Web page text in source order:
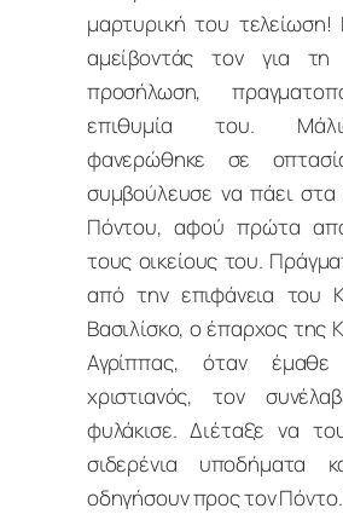
μαρτυρική του
αμείβοντάς τον για
προσήλωση,
επιθυμία του.
φανερώθηκε σε
συμβούλευσε να πάει
Πόντου, αφού πρώτα
τους οικείους του.
από την επιφάνεια του
Βασιλίσκο, ο έπαρχος της
Αγρίππας, όταν έμαθε
χριστιανός, τον
φυλάκισε. Διέταξε να
σιδερένια υποδήματα
οδηγήσουν προς τον